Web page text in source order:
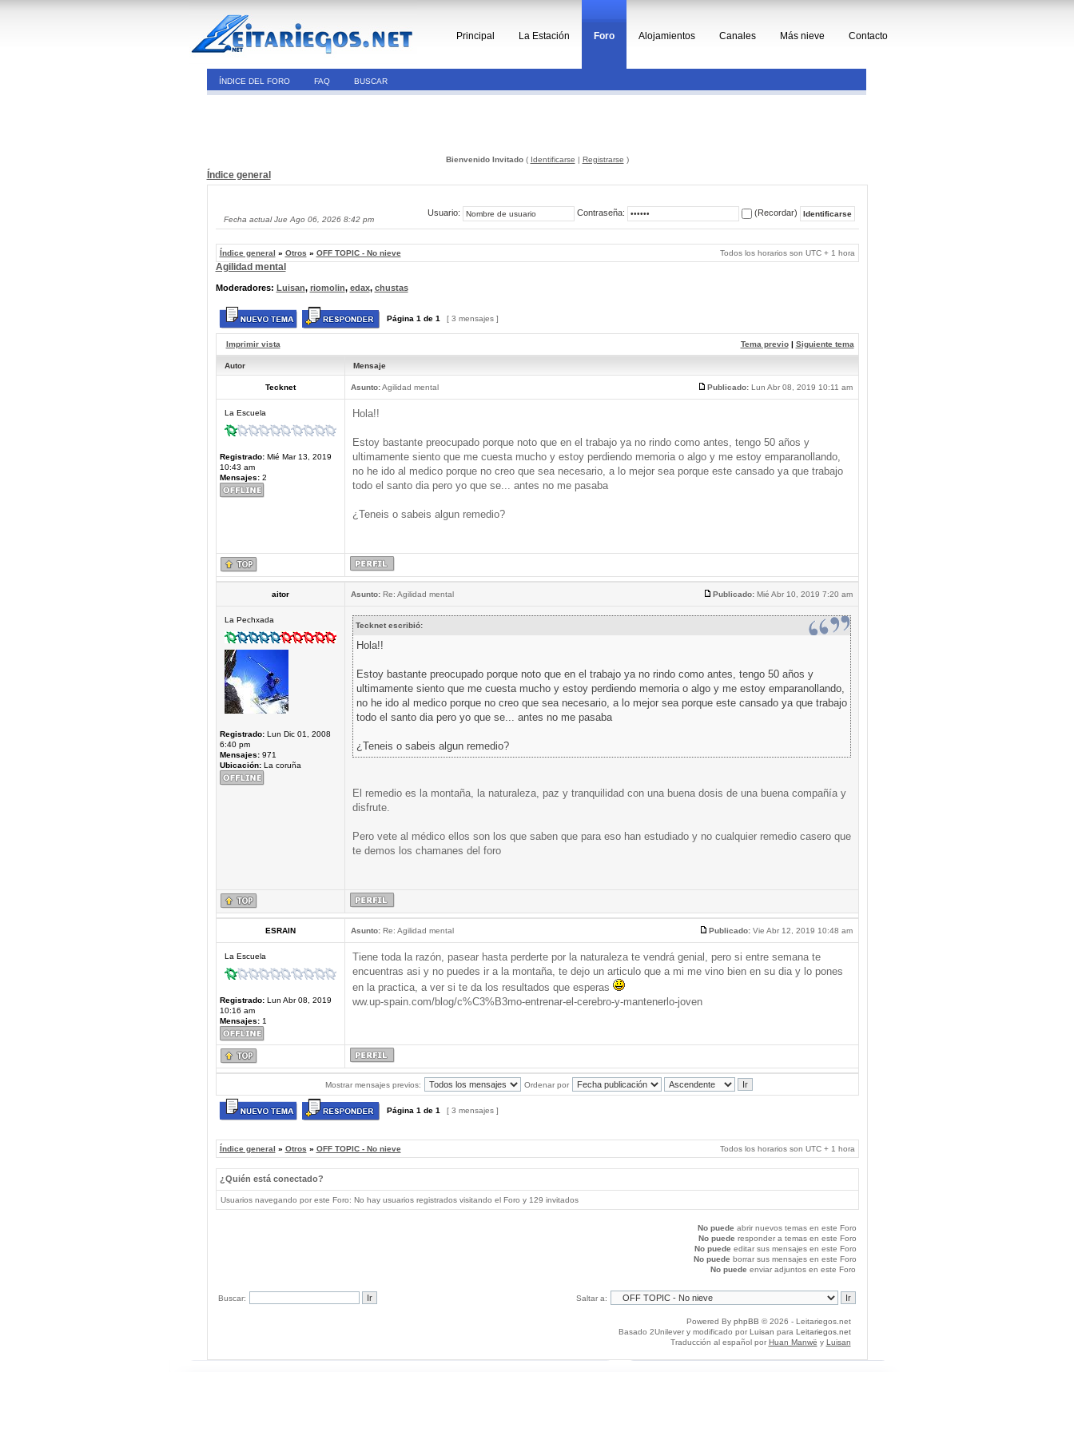
Principal La Estación Foro Alojamientos Canales Más nieve Contacto
ÍNDICE DEL FORO FAQ BUSCAR
Bienvenido Invitado( Identificarse | Registrarse )
Índice general
Fecha actual Jue Ago 06, 2026 8:42 pm
Usuario: Contraseña: (Recordar)
Índice general » Otros » OFF TOPIC - No nieve Todos los horarios son UTC + 1 hora
Agilidad mental
Moderadores: Luisan, riomolin, edax, chustas
Página 1 de 1 [ 3 mensajes ]
Imprimir vista Tema previo| Siguiente tema
Autor Mensaje
Tecknet Asunto:Agilidad mental Publicado:Lun Abr 08, 2019 10:11 am
La Escuela
Registrado:Mié Mar 13, 2019
10:43 am
Mensajes:2
Hola!!
Estoy bastante preocupado porque noto que en el trabajo ya no rindo como antes, tengo 50 años y
ultimamente siento que me cuesta mucho y estoy perdiendo memoria o algo y me estoy emparanollando,
no he ido al medico porque no creo que sea necesario, a lo mejor sea porque este cansado ya que trabajo
todo el santo dia pero yo que se... antes no me pasaba
¿Teneis o sabeis algun remedio?
aitor Asunto:Re: Agilidad mental Publicado:Mié Abr 10, 2019 7:20 am
La Pechxada
Registrado:Lun Dic 01, 2008
6:40 pm
Mensajes:971
Ubicación:La coruña
Tecknet escribió:
Hola!!
Estoy bastante preocupado porque noto que en el trabajo ya no rindo como antes, tengo 50 años y
ultimamente siento que me cuesta mucho y estoy perdiendo memoria o algo y me estoy emparanollando,
no he ido al medico porque no creo que sea necesario, a lo mejor sea porque este cansado ya que trabajo
todo el santo dia pero yo que se... antes no me pasaba
¿Teneis o sabeis algun remedio?
El remedio es la montaña, la naturaleza, paz y tranquilidad con una buena dosis de una buena compañía y
disfrute.
Pero vete al médico ellos son los que saben que para eso han estudiado y no cualquier remedio casero que
te demos los chamanes del foro
ESRAIN Asunto:Re: Agilidad mental Publicado:Vie Abr 12, 2019 10:48 am
La Escuela
Registrado:Lun Abr 08, 2019
10:16 am
Mensajes:1
Tiene toda la razón, pasear hasta perderte por la naturaleza te vendrá genial, pero si entre semana te
encuentras asi y no puedes ir a la montaña, te dejo un articulo que a mi me vino bien en su dia y lo pones
en la practica, a ver si te da los resultados que esperas
ww.up-spain.com/blog/c%C3%B3mo-entrenar-el-cerebro-y-mantenerlo-joven
Mostrar mensajes previos: Ordenar por
Página 1 de 1 [ 3 mensajes ]
Índice general » Otros » OFF TOPIC - No nieve Todos los horarios son UTC + 1 hora
¿Quién está conectado?
Usuarios navegando por este Foro: No hay usuarios registrados visitando el Foro y 129 invitados
No puede abrir nuevos temas en este Foro
No puede responder a temas en este Foro
No puede editar sus mensajes en este Foro
No puede borrar sus mensajes en este Foro
No puede enviar adjuntos en este Foro
Buscar: Saltar a:
Powered By phpBB © 2026 - Leitariegos.net
Basado 2Unilever y modificado por Luisan para Leitariegos.net
Traducción al español por Huan Manwë y Luisan